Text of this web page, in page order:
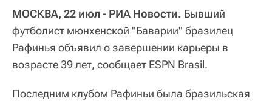
МОСКВА, 22 июл - РИА Новости. Бывший
футболист мюнхенской "Баварии" бразилец
Рафинья объявил о завершении карьеры в
возрасте 39 лет, сообщает ESPN Brasil.
Последним клубом Рафиньи была бразильская